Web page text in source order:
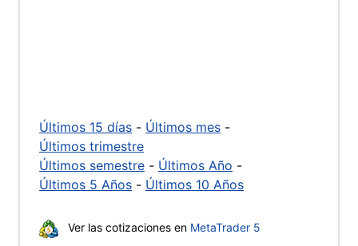
Últimos 15 días - Últimos mes -
Últimos trimestre
Últimos semestre - Últimos Año -
Últimos 5 Años - Últimos 10 Años
Ver las cotizaciones en MetaTrader 5